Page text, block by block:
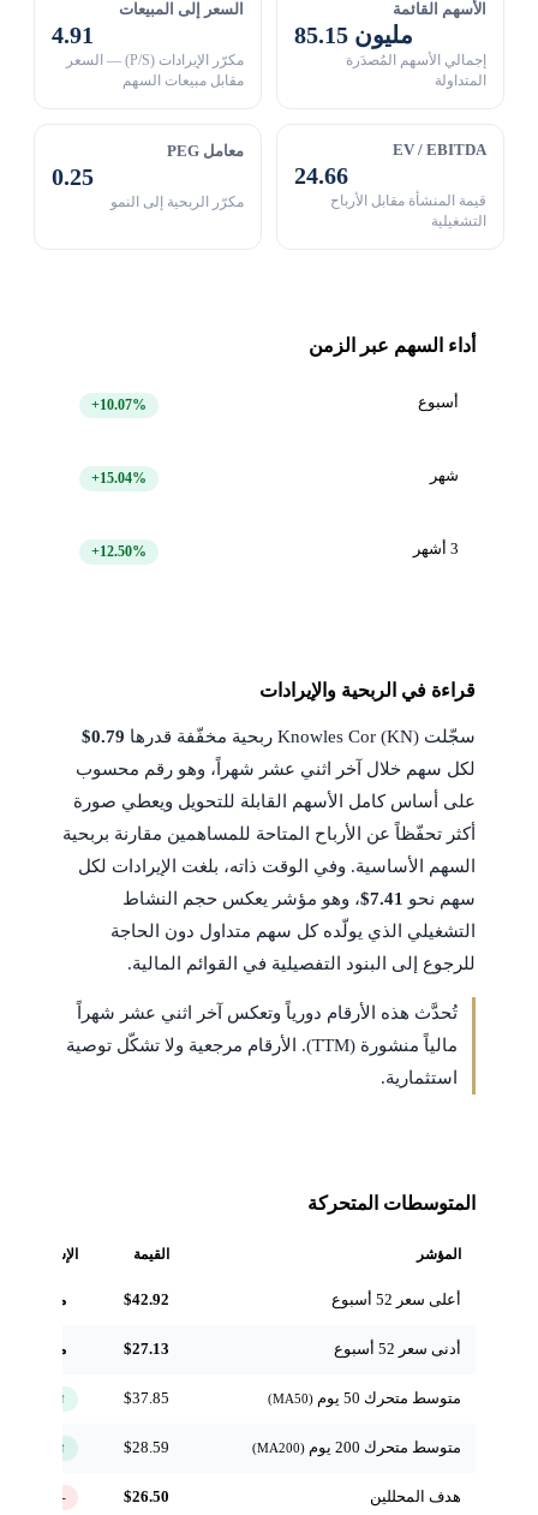
الأسهم القائمة
85.15 مليون
إجمالي الأسهم المُصدَرة
المتداولة
السعر إلى المبيعات
4.91
مكرّر الإيرادات (P/S) — السعر
مقابل مبيعات السهم
EV / EBITDA
24.66
قيمة المنشأة مقابل الأرباح
التشغيلية
معامل PEG
0.25
مكرّر الربحية إلى النمو
أداء السهم عبر الزمن
أسبوع +10.07%
شهر +15.04%
3 أشهر +12.50%
قراءة في الربحية والإيرادات
سجّلت Knowles Cor (KN) ربحية مخفّفة قدرها
$0.79
لكل سهم خلال آخر اثني عشر شهراً، وهو رقم محسوب
على أساس كامل الأسهم القابلة للتحويل ويعطي صورة
أكثر تحفّظاً عن الأرباح المتاحة للمساهمين مقارنة بربحية
السهم الأساسية. وفي الوقت ذاته، بلغت الإيرادات لكل
سهم نحو $7.41، وهو مؤشر يعكس حجم النشاط
التشغيلي الذي يولّده كل سهم متداول دون الحاجة
للرجوع إلى البنود التفصيلية في القوائم المالية.
تُحدَّث هذه الأرقام دورياً وتعكس آخر اثني عشر شهراً
مالياً منشورة (TTM). الأرقام مرجعية ولا تشكّل توصية
استثمارية.
المتوسطات المتحركة
المؤشر القيمة الإشارة
أعلى سعر 52 أسبوع $42.92 مرجعي
أدنى سعر 52 أسبوع $27.13 مرجعي
متوسط متحرك 50 يوم $37.85 ↑ فوق
متوسط متحرك 200 يوم $28.59 ↑ فوق
هدف المحللين $26.50